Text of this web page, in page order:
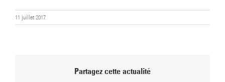
11 juillet 2017
Partagez cette actualité